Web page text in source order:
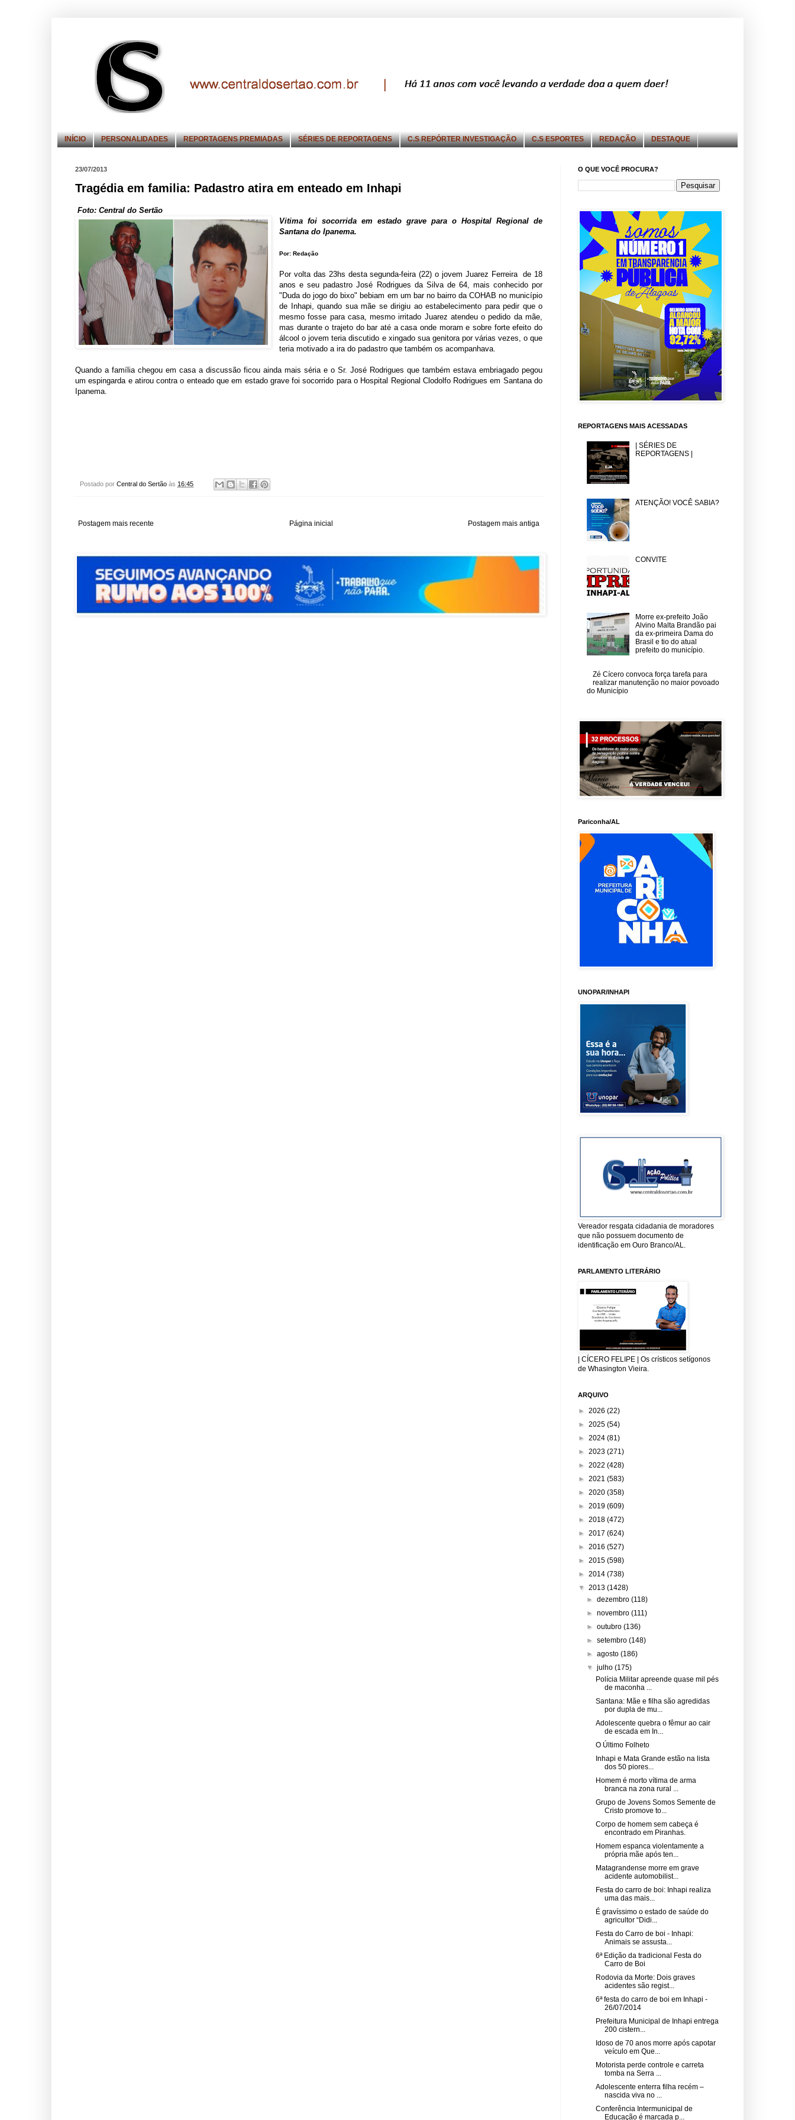
INÍCIO PERSONALIDADES REPORTAGENS PREMIADAS SÉRIES DE REPORTAGENS C.S REPÓRTER INVESTIGAÇÃO C.S ESPORTES REDAÇÃO DESTAQUE
23/07/2013
Tragédia em familia: Padastro atira em enteado em Inhapi
Foto: Central do Sertão
Vitima foi socorrida em estado grave para o Hospital Regional de
Santana do Ipanema.
Por: Redação
Por volta das 23hs desta segunda-feira (22) o jovem Juarez Ferreira de 18
anos e seu padastro José Rodrigues da Silva de 64, mais conhecido por
"Duda do jogo do bixo" bebiam em um bar no bairro da COHAB no município
de Inhapi, quando sua mãe se dirigiu ao estabelecimento para pedir que o
mesmo fosse para casa, mesmo irritado Juarez atendeu o pedido da mãe,
mas durante o trajeto do bar até a casa onde moram e sobre forte efeito do
álcool o jovem teria discutido e xingado sua genitora por várias vezes, o que
teria motivado a ira do padastro que também os acompanhava.
Quando a família chegou em casa a discussão ficou ainda mais séria e o Sr. José Rodrigues que também estava embriagado pegou
um espingarda e atirou contra o enteado que em estado grave foi socorrido para o Hospital Regional Clodolfo Rodrigues em Santana do
Ipanema.
Postado por Central do Sertão às 16:45
Postagem mais recente Postagem mais antiga
Página inicial
O QUE VOCÊ PROCURA?
REPORTAGENS MAIS ACESSADAS
| SÉRIES DE
REPORTAGENS |
ATENÇÃO! VOCÊ SABIA?
CONVITE
Morre ex-prefeito João
Alvino Malta Brandão pai
da ex-primeira Dama do
Brasil e tio do atual
prefeito do município.
Zé Cícero convoca força tarefa para
realizar manutenção no maior povoado
do Município
Pariconha/AL
UNOPAR/INHAPI
Vereador resgata cidadania de moradores
que não possuem documento de
identificação em Ouro Branco/AL.
PARLAMENTO LITERÁRIO
| CÍCERO FELIPE | Os crísticos setígonos
de Whasington Vieira.
ARQUIVO
► 2026 (22)
► 2025 (54)
► 2024 (81)
► 2023 (271)
► 2022 (428)
► 2021 (583)
► 2020 (358)
► 2019 (609)
► 2018 (472)
► 2017 (624)
► 2016 (527)
► 2015 (598)
► 2014 (738)
▼ 2013 (1428)
►dezembro(118)
►novembro(111)
►outubro(136)
►setembro(148)
►agosto(186)
▼julho(175)
Polícia Militar apreende quase mil pés
de maconha ...
Santana: Mãe e filha são agredidas
por dupla de mu...
Adolescente quebra o fêmur ao cair
de escada em In...
O Último Folheto
Inhapi e Mata Grande estão na lista
dos 50 piores...
Homem é morto vítima de arma
branca na zona rural ...
Grupo de Jovens Somos Semente de
Cristo promove to...
Corpo de homem sem cabeça é
encontrado em Piranhas.
Homem espanca violentamente a
própria mãe após ten...
Matagrandense morre em grave
acidente automobilist...
Festa do carro de boi: Inhapi realiza
uma das mais...
É gravíssimo o estado de saúde do
agricultor “Didi...
Festa do Carro de boi - Inhapi:
Animais se assusta...
6ª Edição da tradicional Festa do
Carro de Boi
Rodovia da Morte: Dois graves
acidentes são regist...
6ª festa do carro de boi em Inhapi -
26/07/2014
Prefeitura Municipal de Inhapi entrega
200 cistern...
Idoso de 70 anos morre após capotar
veículo em Que...
Motorista perde controle e carreta
tomba na Serra ...
Adolescente enterra filha recém –
nascida viva no ...
Conferência Intermunicipal de
Educação é marcada p...